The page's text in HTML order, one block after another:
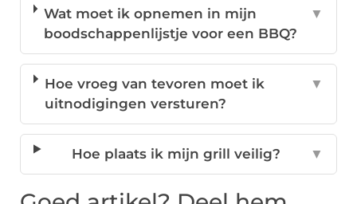
Wat moet ik opnemen in mijn
boodschappenlijstje voor een BBQ?
▼
Hoe vroeg van tevoren moet ik
uitnodigingen versturen?
▼
Hoe plaats ik mijn grill veilig? ▼